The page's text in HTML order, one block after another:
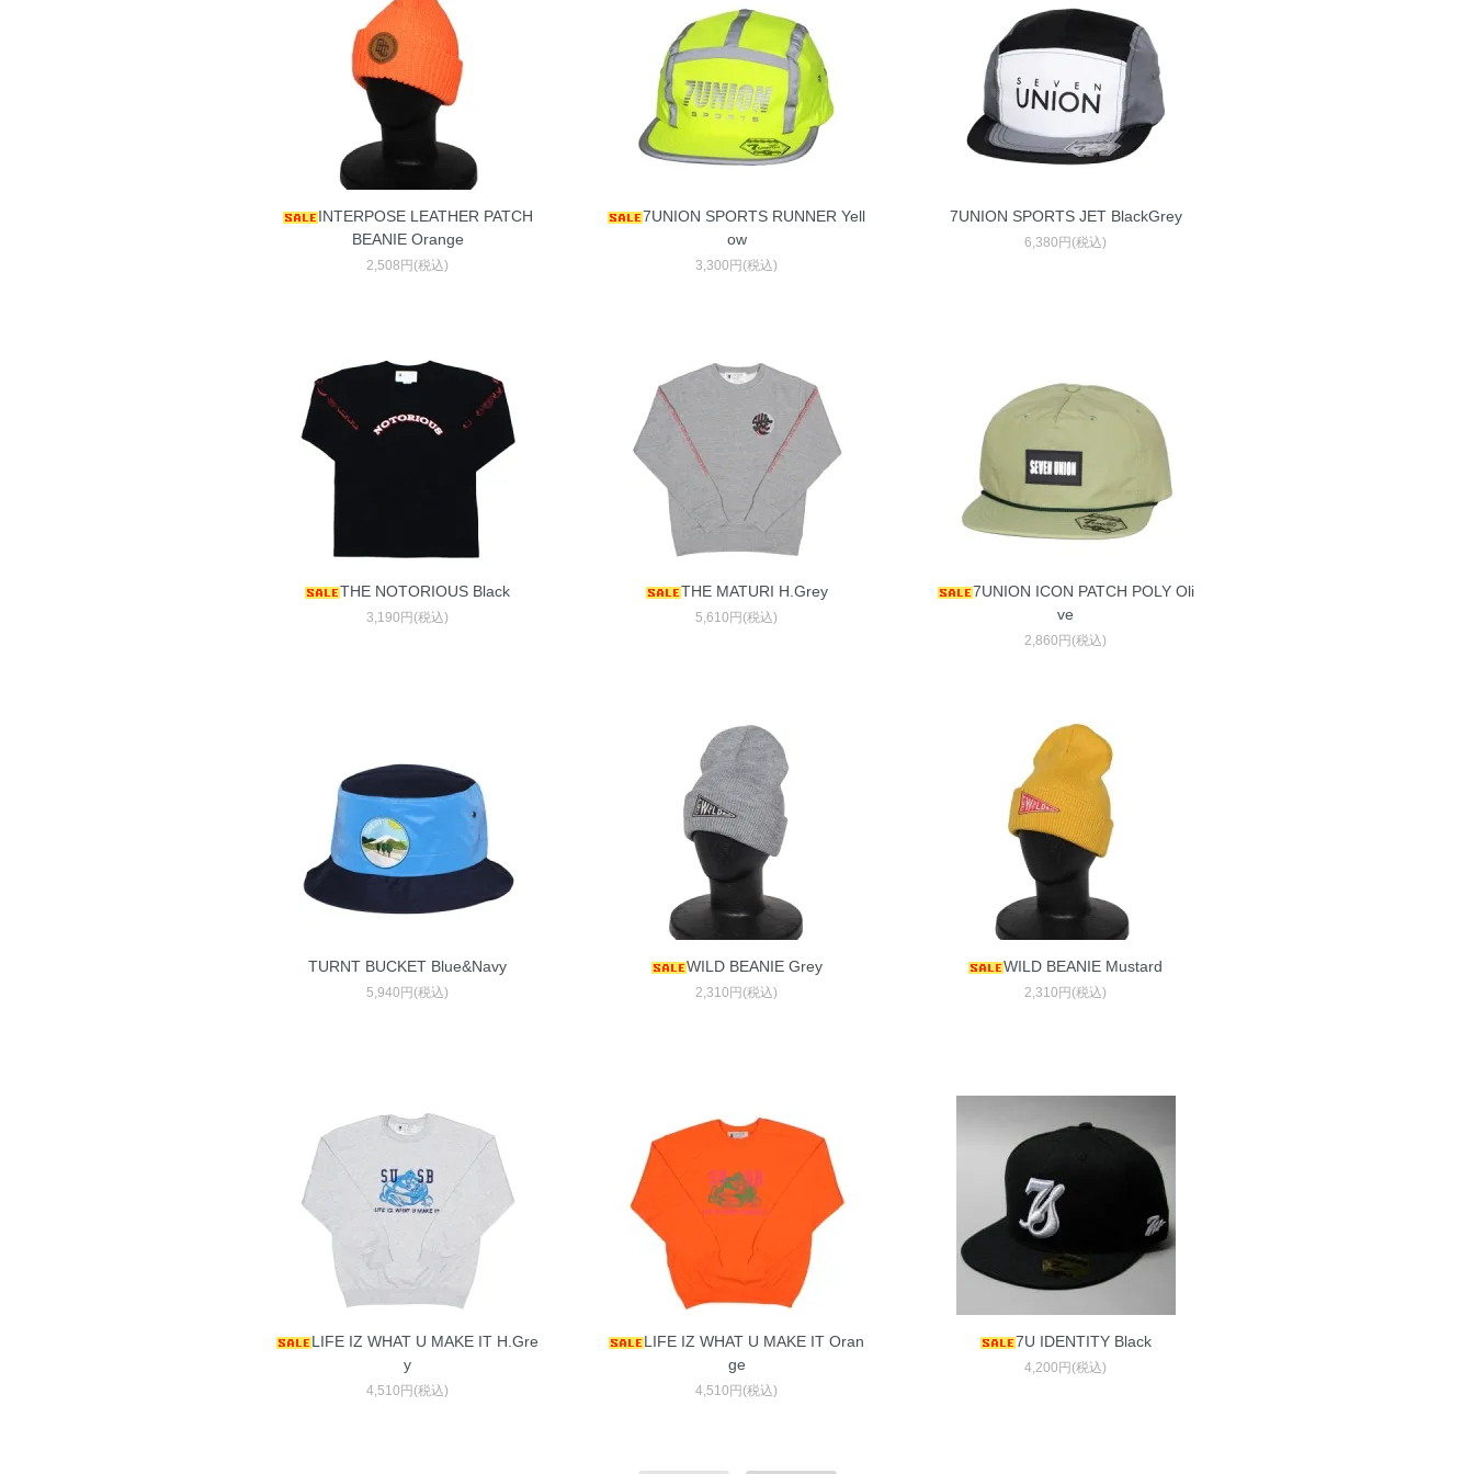
INTERPOSE LEATHER PATCH
BEANIE Orange
2,508円(税込)
7UNION SPORTS RUNNER Yell
ow
3,300円(税込)
7UNION SPORTS JET BlackGrey
6,380円(税込)
THE NOTORIOUS Black
3,190円(税込)
THE MATURI H.Grey
5,610円(税込)
7UNION ICON PATCH POLY Oli
ve
2,860円(税込)
TURNT BUCKET Blue&Navy
5,940円(税込)
WILD BEANIE Grey
2,310円(税込)
WILD BEANIE Mustard
2,310円(税込)
LIFE IZ WHAT U MAKE IT H.Gre
y
4,510円(税込)
LIFE IZ WHAT U MAKE IT Oran
ge
4,510円(税込)
7U IDENTITY Black
4,200円(税込)